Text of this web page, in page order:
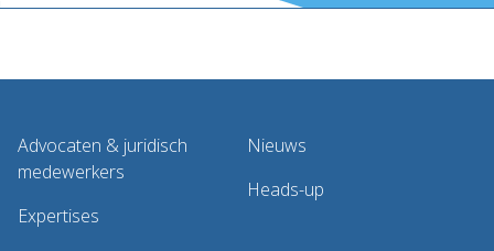
Advocaten & juridisch
medewerkers
Expertises
Nieuws
Heads-up